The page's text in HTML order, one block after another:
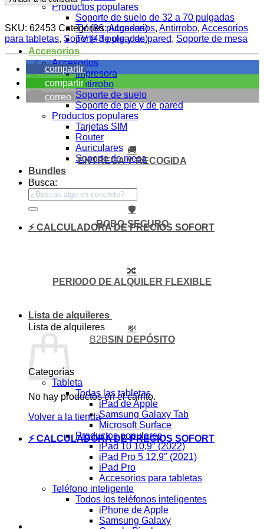
Productos populares
Soporte de suelo de 32 a 70 pulgadas
TV (86 pulgadas)
TV (43 pulgadas)
Accesorios
Accesorios
Impresora
Antirrobo
Soporte de suelo
Soporte de pie y de pared
Productos populares
Tarjetas SIM
Router
Auriculares
Soporte de mesa
Bundles
Busca:
⚡ CALCULADORA DE PRECIOS SOFORT
Lista de alquileres
Lista de alquileres
No hay productos en el carrito.
Volver a la tienda
⚡ CALCULADORA DE PRECIOS SOFORT
SKU: 62453 Categories:Accesorios, Antirrobo, Accesorios
para tabletas, Soporte de pie y de pared, Soporte de mesa
compartir
compartir
correo
🚚
ENTREGA Y RECOGIDA
🛡️
ROBO-SEGURO
🔀
PERIODO DE ALQUILER FLEXIBLE
💸
B2BSIN DEPÓSITO
Categorías
Tableta
Todas las tabletas
iPad de Apple
Samsung Galaxy Tab
Microsoft Surface
Productos populares
iPad 10 10,9″ (2022)
iPad Pro 5 12,9″ (2021)
iPad Pro
Accesorios para tabletas
Teléfono inteligente
Todos los teléfonos inteligentes
iPhone de Apple
Samsung Galaxy